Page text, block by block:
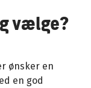
vælge?
ønsker en
en god